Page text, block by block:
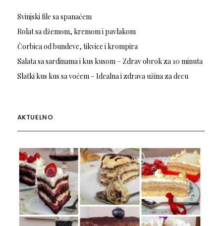
Svinjski file sa spanaćem
Rolat sa džemom, kremom i pavlakom
Čorbica od bundeve, tikvice i krompira
Salata sa sardinama i kus kusom – Zdrav obrok za 10 minuta
Slatki kus kus sa voćem – Idealna i zdrava užina za decu
AKTUELNO